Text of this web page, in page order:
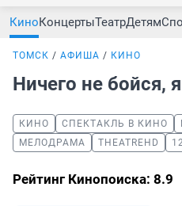
КиноКонцертыТеатрДетям
ТОМСК АФИША КИНО
Ничего не бойся,
КИНО СПЕКТАКЛЬ В КИНО
МЕЛОДРАМА
THEATREHD
Рейтинг Кинопоиска: 8.9